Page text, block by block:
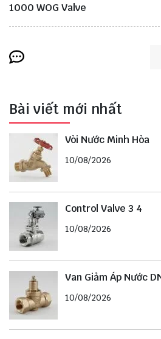
1000 WOG Valve
Bài viết mới nhất
Vòi Nước Minh Hòa
10/08/2026
Control Valve 3 4
10/08/2026
Van Giảm Áp Nước
10/08/2026